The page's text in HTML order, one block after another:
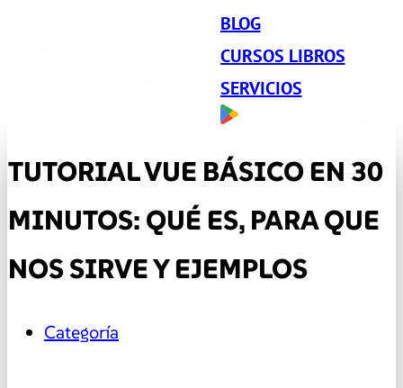
BLOG
CURSOS LIBROS
SERVICIOS
TUTORIAL VUE BÁSICO EN 30
MINUTOS: QUÉ ES, PARA QUE
NOS SIRVE Y EJEMPLOS
Categoría